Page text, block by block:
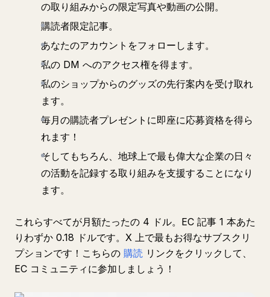
の取り組みからの限定写真や動画の公開。
購読者限定記事。
あなたのアカウントをフォローします。
私の DM へのアクセス権を得ます。
私のショップからのグッズの先行案内を受け取れ
ます。
毎月の購読者プレゼントに即座に応募資格を得ら
れます！
そしてもちろん、地球上で最も偉大な企業の日々
の活動を記録する取り組みを支援することになり
ます。
これらすべてが月額たったの 4 ドル。EC 記事 1 本あた
りわずか 0.18 ドルです。X 上で最もお得なサブスクリ
プションです！こちらの 購読 リンクをクリックして、
EC コミュニティに参加しましょう！